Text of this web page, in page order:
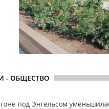
- ОБЩЕСТВО
под Энгельсом